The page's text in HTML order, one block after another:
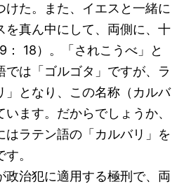
けた。また、イエスと一緒に
を真ん中にして、両側に、十
： 18）。「されこうべ」と
では「ゴルゴタ」ですが、ラ
」となり、この名称（カルバ
ます。だからでしょうか、
はラテン語の「カルバリ」を
す。
治犯に適用する極刑で、両